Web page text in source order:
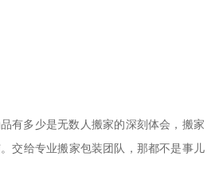
有多少是无数人搬家的深刻体会，搬家
交给专业搬家包装团队，那都不是事儿